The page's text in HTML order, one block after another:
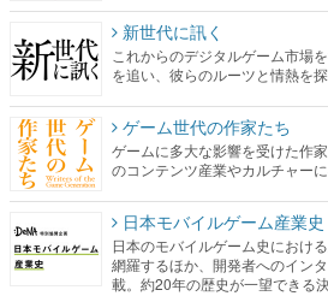
新世代に訊く
これからのデジタルゲーム市場
を追い、彼らのルーツと情熱を探
ゲーム世代の作家たち
ゲームに多大な影響を受けた作
のコンテンツ産業やカルチャー
日本モバイルゲーム産業史
日本のモバイルゲーム史におけ
網羅するほか、開発者へのイン
載。約20年の歴史が一望できる